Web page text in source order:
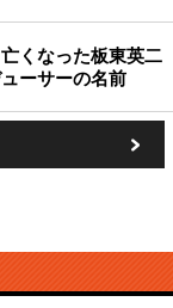
くなった板東英二
ーサーの名前